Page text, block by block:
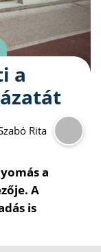
a
Rita
a
A
is